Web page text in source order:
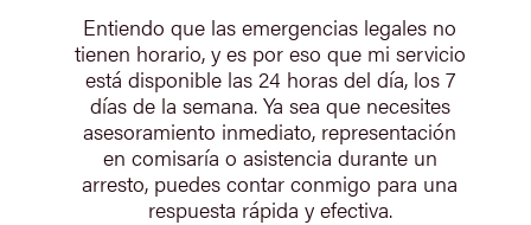
Entiendo que las emergencias legales no
tienen horario, y es por eso que mi servicio
está disponible las 24 horas del día, los 7
días de la semana. Ya sea que necesites
asesoramiento inmediato, representación
en comisaría o asistencia durante un
arresto, puedes contar conmigo para una
respuesta rápida y efectiva.